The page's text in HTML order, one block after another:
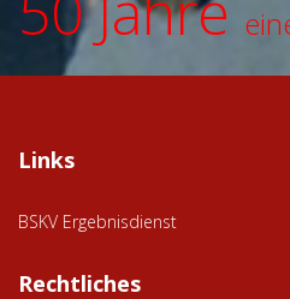
Links
BSKV Ergebnisdienst
Rechtliches